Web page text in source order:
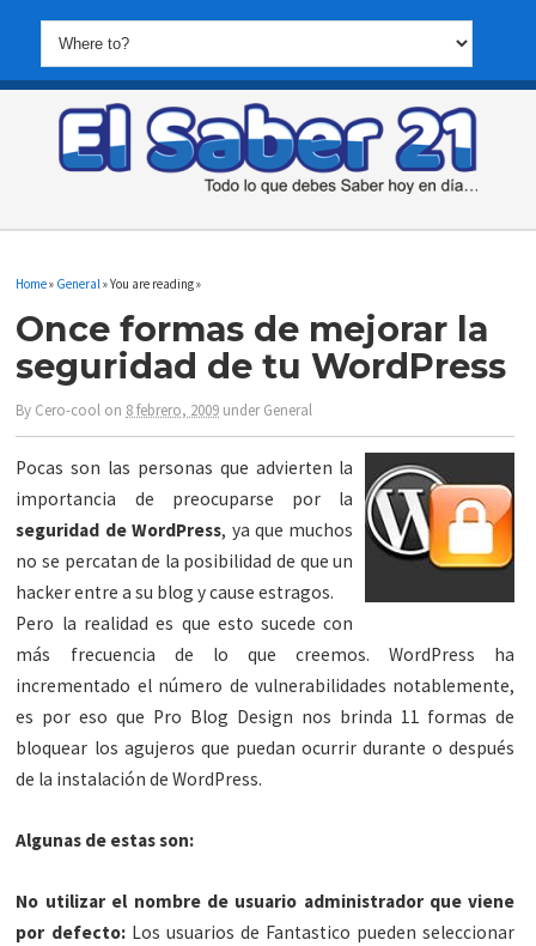
Home» General » You are reading »
Once formas de mejorar la
seguridad de tu WordPress
By Cero-cool on 8 febrero, 2009 underGeneral
Pocas son las personas que advierten la
importancia de preocuparse por la
seguridad de WordPress, ya que muchos
no se percatan de la posibilidad de que un
hacker entre a su blog y cause estragos.
Pero la realidad es que esto sucede con
más frecuencia de lo que creemos. WordPress ha
incrementado el número de vulnerabilidades notablemente,
es por eso que Pro Blog Design nos brinda 11 formas de
bloquear los agujeros que puedan ocurrir durante o después
de la instalación de WordPress.
Algunas de estas son:
No utilizar el nombre de usuario administrador que viene
por defecto:Los usuarios de Fantastico pueden seleccionar